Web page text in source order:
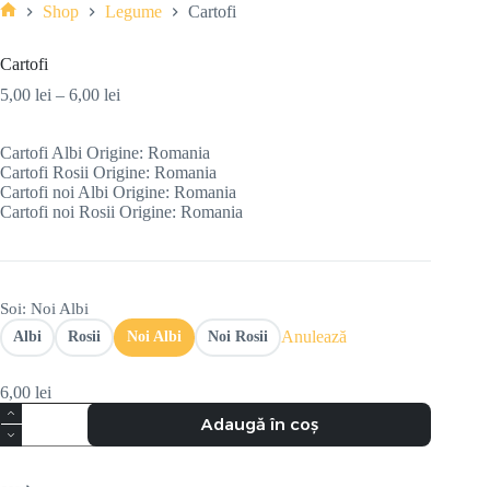
Shop Legume Cartofi
Cartofi
5,00 lei – 6,00 lei
Cartofi Albi Origine: Romania
Cartofi Rosii Origine: Romania
Cartofi noi Albi Origine: Romania
Cartofi noi Rosii Origine: Romania
Soi: Noi Albi
Albi Rosii Noi Albi Noi Rosii Anulează
6,00 lei
Adaugă în coș